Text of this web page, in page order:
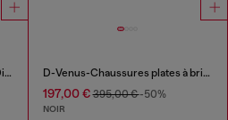
S-Savannah-Baskets avec logo Diesel D-Venus-Chaussures plates à brides en cuir nappa
197,00 €395,00 €-50%
NOIR